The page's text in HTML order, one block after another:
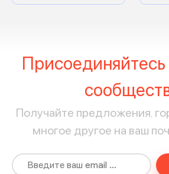
Получайте предложения,
многое другое на ваш